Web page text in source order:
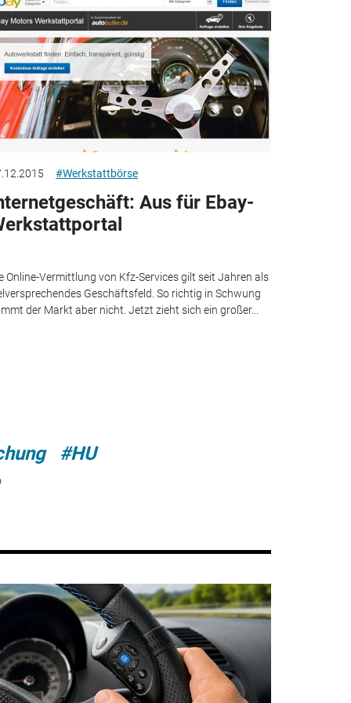
#Werkstattbörse
Aus für Ebay-
Online-Vermittlung von Kfz-Services gilt seit Jahren als
Geschäftsfeld. So richtig in Schwung
der Markt aber nicht. Jetzt zieht sich ein großer...
#HU